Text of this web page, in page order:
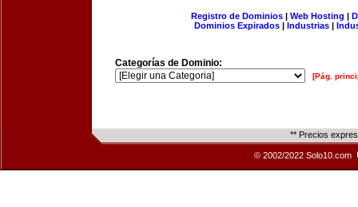
Registro de Dominios| Web Hosting |
Dominios Expirados | Industrias |
Categorías de Dominio:
[Pág.
** Precios
© 2002/2022 Solo10.com